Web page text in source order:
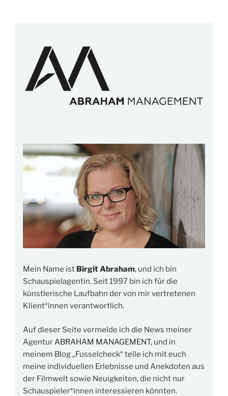
Mein Name ist Birgit Abraham, und ich bin
Schauspielagentin. Seit 1997 bin ich für die
künstlerische Laufbahn der von mir vertretenen
Klient*innen verantwortlich.
Auf dieser Seite vermelde ich die News meiner
AgenturABRAHAM MANAGEMENT, und in
meinem Blog „Fusselcheck“ teile ich mit euch
meine individuellen Erlebnisse und Anekdoten aus
der Filmwelt sowie Neuigkeiten, die nicht nur
Schauspieler*innen interessieren könnten.